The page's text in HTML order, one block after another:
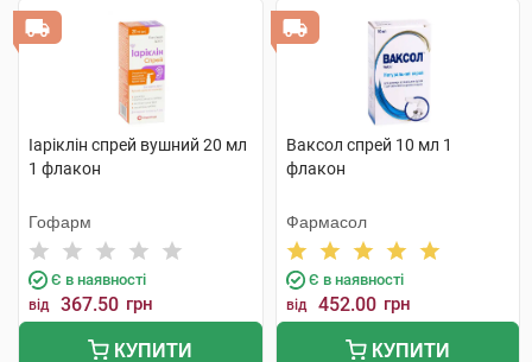
Іаріклін спрей вушний 20 мл
1 флакон
Гофарм
Є в наявності
від 367.50 грн
КУПИТИ
Ваксол спрей 10 мл 1
флакон
Фармасол
Є в наявності
від 452.00 грн
КУПИТИ